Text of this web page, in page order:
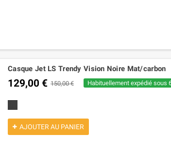
Casque Jet LS Trendy Vision Noire Mat/carbon
129,00 € 150,00 € Habituellement expédié sous
AJOUTER AU PANIER